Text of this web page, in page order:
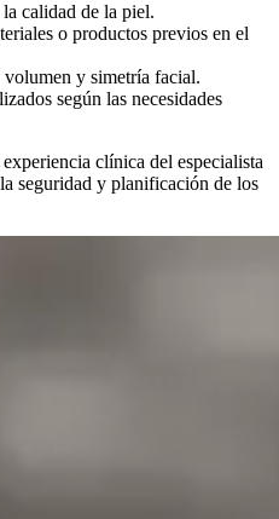
calidad de la piel.
o productos previos en el
y simetría facial.
según las necesidades
clínica del especialista
seguridad y planificación de los